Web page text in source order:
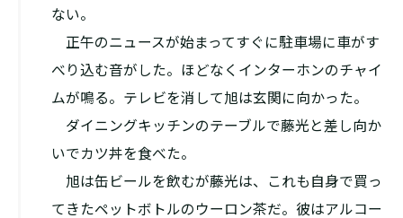
ない。
正午のニュースが始まってすぐに駐車場に車がす
べり込む音がした。ほどなくインターホンのチャイ
ムが鳴る。テレビを消して旭は玄関に向かった。
ダイニングキッチンのテーブルで藤光と差し向か
いでカツ丼を食べた。
旭は缶ビールを飲むが藤光は、これも自身で買っ
てきたペットボトルのウーロン茶だ。彼はアルコー